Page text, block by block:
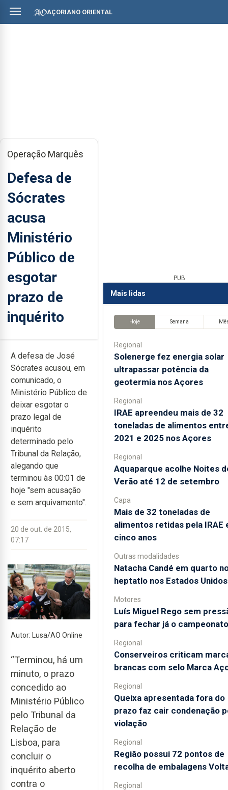
AÇORIANO ORIENTAL
Operação Marquês
Defesa de
Sócrates
acusa
Ministério
Público de
esgotar
prazo de
inquérito
A defesa de José
Sócrates acusou, em
comunicado, o
Ministério Público de
deixar esgotar o
prazo legal de
inquérito
determinado pelo
Tribunal da Relação,
alegando que
terminou às 00:01 de
hoje "sem acusação
e sem arquivamento".
20 de out. de 2015,
07:17
Autor: Lusa/AO Online
“Terminou, há um
minuto, o prazo
concedido ao
Ministério Público
pelo Tribunal da
Relação de
Lisboa, para
concluir o
inquérito aberto
contra o
PUB
Mais lidas
Hoje Semana
Regional
Solenerge fez energia solar
ultrapassar potência da
geotermia nos Açores
Regional
IRAE apreendeu mais de 32
toneladas de alimentos
2021 e 2025 nos Açores
Regional
Aquaparque acolhe Noites
Verão até 12 de setembro
Capa
Mais de 32 toneladas de
alimentos retidas pela IRAE
cinco anos
Outras modalidades
Natacha Candé em quarto
heptatlo nos Estados Unidos
Motores
Luís Miguel Rego sem
para fechar já o campeonato
Regional
Conserveiros criticam
brancas com selo Marca
Regional
Queixa apresentada fora do
prazo faz cair condenação
violação
Regional
Região possui 72 pontos de
recolha de embalagens
Regional